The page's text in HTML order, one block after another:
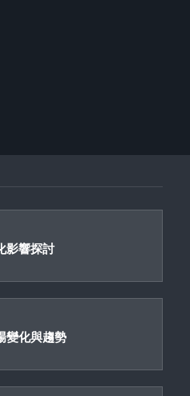
影響探討
變化與趨勢